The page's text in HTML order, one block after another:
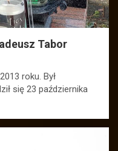
Tabor
roku. Był
się 23 października